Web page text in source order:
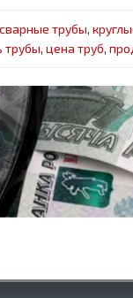
трубы,
трубы, цена труб,